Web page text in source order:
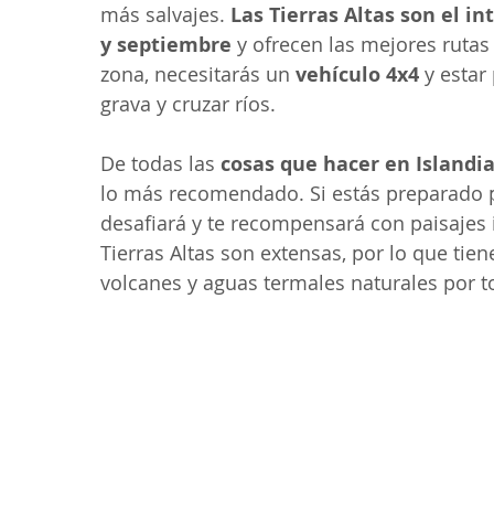
más salvajes. Las Tierras Altas son el
y septiembre y ofrecen las mejores
zona, necesitarás un vehículo 4x4 y
grava y cruzar ríos.
De todas las cosas que hacer en
lo más recomendado. Si estás
desafiará y te recompensará con
Tierras Altas son extensas, por lo que
volcanes y aguas termales naturales por